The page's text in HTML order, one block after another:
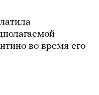
во время его